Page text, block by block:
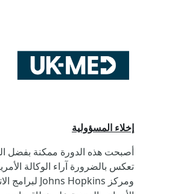
إخلاء المسؤولية